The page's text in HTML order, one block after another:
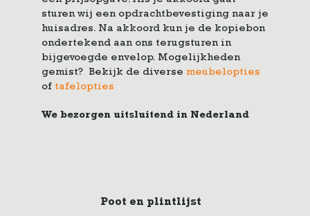
sturen wij een opdrachtbevestiging naar je
huisadres. Na akkoord kun je de kopiebon
ondertekend aan ons terugsturen in
bijgevoegde envelop. Mogelijkheden
gemist? Bekijk de diverse meubelopties
of tafelopties
We bezorgen uitsluitend in Nederland
Poot en plintlijst